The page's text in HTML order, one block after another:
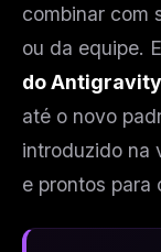
combinar com
ou da equipe.
do Antigravity
até o novo
introduzido na
e prontos para